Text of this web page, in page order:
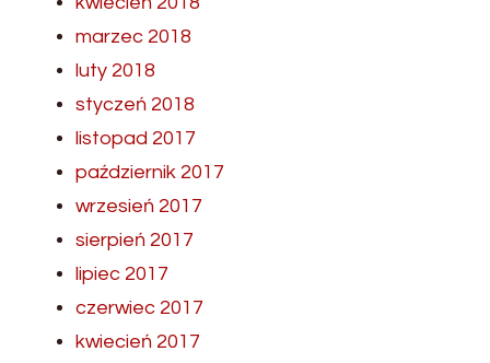
marzec 2018
luty 2018
styczeń 2018
listopad 2017
październik 2017
wrzesień 2017
sierpień 2017
lipiec 2017
czerwiec 2017
kwiecień 2017